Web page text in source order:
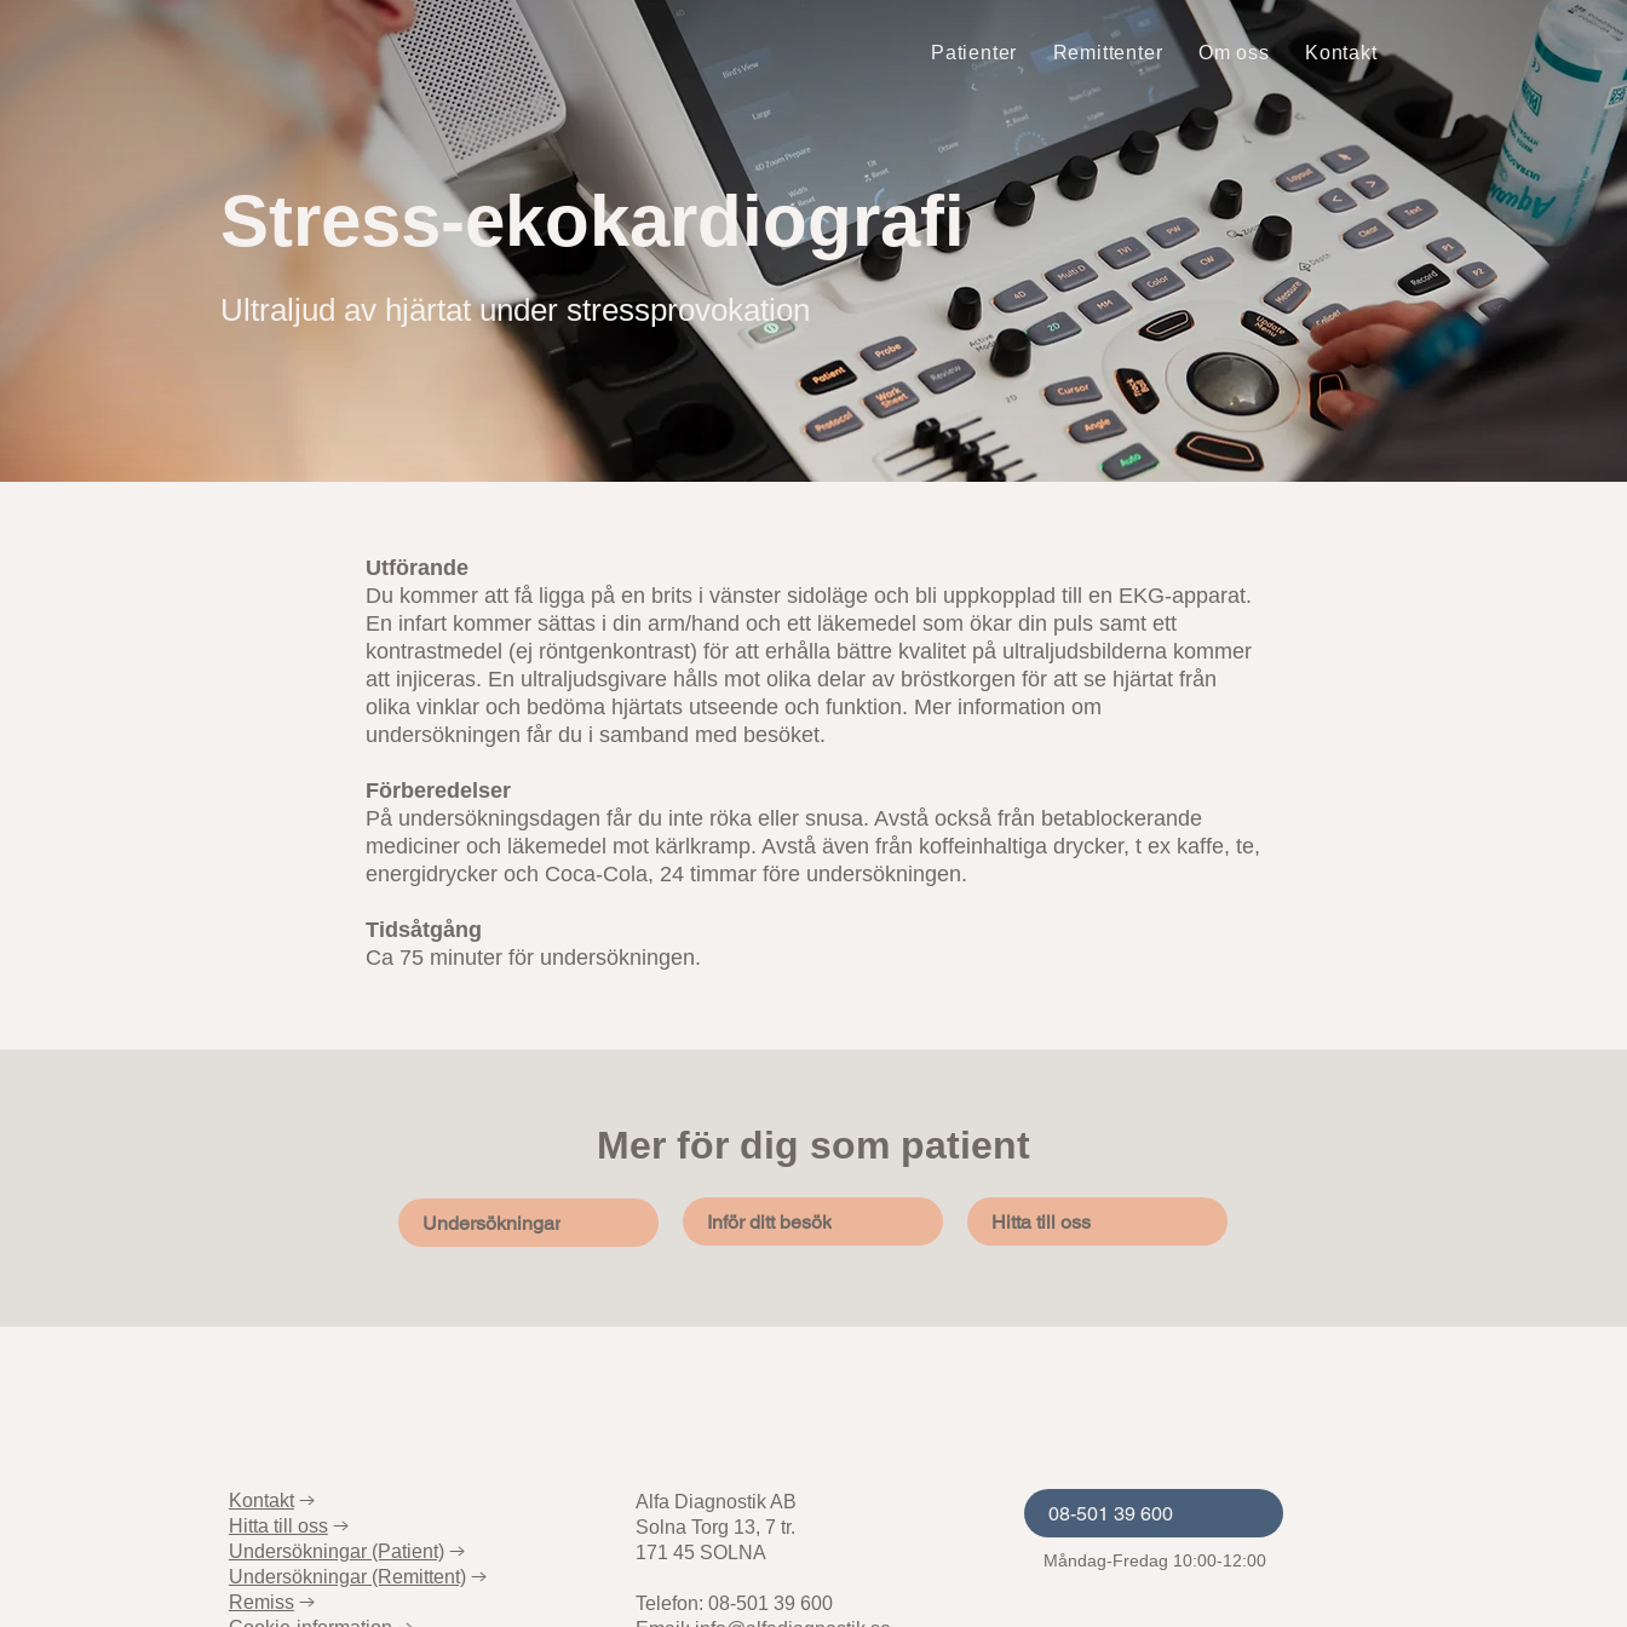
Patienter Remittenter Om oss Kontakt
Ultraljud av hjärtat under stressprovokation
Stress-ekokardiografi
Utförande
Du kommer att få ligga på en brits i vänster sidoläge och bli uppkopplad till en EKG-apparat.
En infart kommer sättas i din arm/hand och ett läkemedel som ökar din puls samt ett
kontrastmedel (ej röntgenkontrast) för att erhålla bättre kvalitet på ultraljudsbilderna kommer
att injiceras. En ultraljudsgivare hålls mot olika delar av bröstkorgen för att se hjärtat från
olika vinklar och bedöma hjärtats utseende och funktion. Mer information om
undersökningen får du i samband med besöket.
Förberedelser
På undersökningsdagen får du inte röka eller snusa. Avstå också från betablockerande
mediciner och läkemedel mot kärlkramp. Avstå även från koffeinhaltiga drycker, t ex kaffe, te,
energidrycker och Coca-Cola, 24 timmar före undersökningen.
Tidsåtgång
Ca 75 minuter för undersökningen.
Mer för dig som patient
Undersökningar Inför ditt besök Hitta till oss
Kontakt →
Hitta till oss →
Undersökningar (Patient) →
Undersökningar (Remittent) →
Remiss →
Alfa Diagnostik AB
Solna Torg 13, 7 tr.
171 45 SOLNA
Telefon: 08-501 39 600
08-501 39 600
Måndag-Fredag 10:00-12:00